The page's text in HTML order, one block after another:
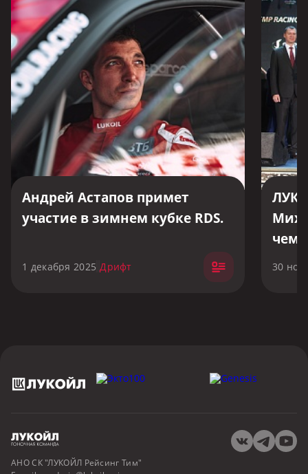
Андрей Астапов примет
участие в зимнем кубке RDS.
1 декабря 2025 Дрифт 30
АНО СК "ЛУКОЙЛ Рейсинг Тим"